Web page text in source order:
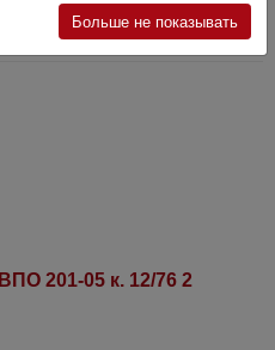
такую не купишь), вполне
201-05 к. 12/76 2
Больше не показывать